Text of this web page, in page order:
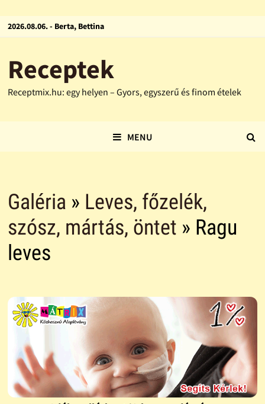
2026.08.06. - Berta, Bettina
Receptek
Receptmix.hu: egy helyen – Gyors, egyszerű és finom ételek
MENU
Galéria » Leves, főzelék,
szósz, mártás, öntet » Ragu
leves